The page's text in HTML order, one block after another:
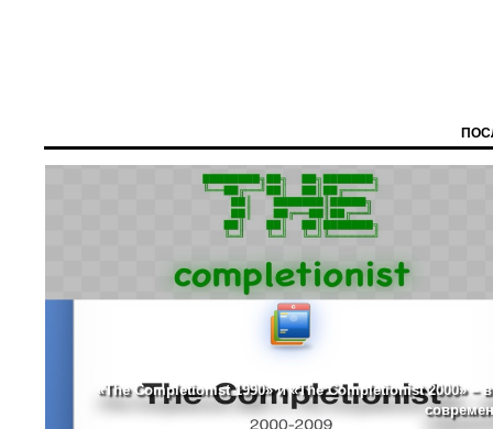
«The Completionist 1990» и «The Completionist 2000» –